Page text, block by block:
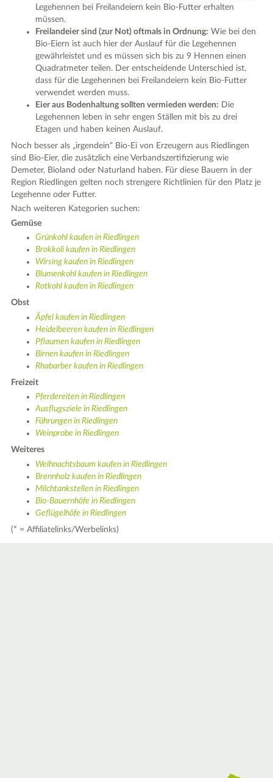
Legehennen bei Freilandeiern kein Bio-Futter erhalten
müssen.
Freilandeier sind (zur Not) oftmals in Ordnung: Wie bei den
Bio-Eiern ist auch hier der Auslauf für die Legehennen
gewährleistet und es müssen sich bis zu 9 Hennen einen
Quadratmeter teilen. Der entscheidende Unterschied ist,
dass für die Legehennen bei Freilandeiern kein Bio-Futter
verwendet werden muss.
Eier aus Bodenhaltung sollten vermieden werden: Die
Legehennen leben in sehr engen Ställen mit bis zu drei
Etagen und haben keinen Auslauf.
Noch besser als „irgendein“ Bio-Ei von Erzeugern aus Riedlingen
sind Bio-Eier, die zusätzlich eine Verbandszertifizierung wie
Demeter, Bioland oder Naturland haben. Für diese Bauern in der
Region Riedlingen gelten noch strengere Richtlinien für den Platz je
Legehenne oder Futter.
Nach weiteren Kategorien suchen:
Gemüse
Grünkohl kaufen in Riedlingen
Brokkoli kaufen in Riedlingen
Wirsing kaufen in Riedlingen
Blumenkohl kaufen in Riedlingen
Rotkohl kaufen in Riedlingen
Obst
Äpfel kaufen in Riedlingen
Heidelbeeren kaufen in Riedlingen
Pflaumen kaufen in Riedlingen
Birnen kaufen in Riedlingen
Rhabarber kaufen in Riedlingen
Freizeit
Pferdereiten in Riedlingen
Ausflugsziele in Riedlingen
Führungen in Riedlingen
Weinprobe in Riedlingen
Weiteres
Weihnachtsbaum kaufen in Riedlingen
Brennholz kaufen in Riedlingen
Milchtankstellen in Riedlingen
Bio-Bauernhöfe in Riedlingen
Geflügelhöfe in Riedlingen
(* = Affiliatelinks/Werbelinks)